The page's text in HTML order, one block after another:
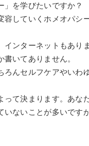
」を学びたいですか？
していくホメオパシ
ンターネットもあり
いてありません。
んセルフケアやいわ
って決まります。あな
いないことが多いです